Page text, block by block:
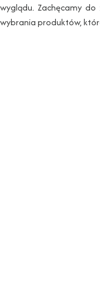
wyglądu. Zachęcamy
wybrania produktów,